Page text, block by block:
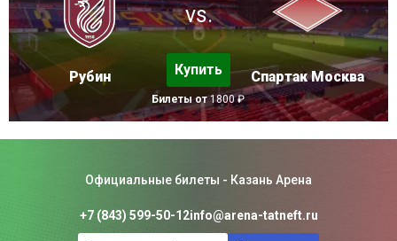
Рубин
vs.
Купить
Билеты от1800 ₽
Спартак Москва
Официальные билеты - Казань Арена
+7 (843) 599-50-12info@arena-tatneft.ru